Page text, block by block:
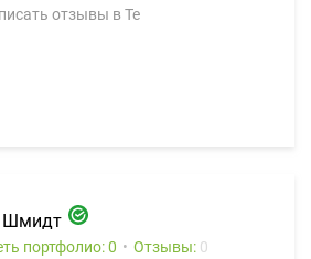
отзывы в Te
Шмидт
портфолио: 0 Отзывы: 0